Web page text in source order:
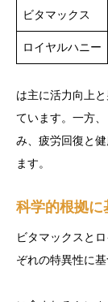
ビタマックス
ロイヤルハニー
は主に活力向上
ています。一方、
み、疲労回復と
ます。
科学的根拠に
ビタマックスと
ぞれの特異性に基